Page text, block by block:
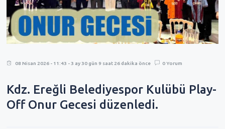
08 Nisan 2026 - 11:43 - 3 ay 30 gün 9 saat 26 dakika önce 0 Yorum
Kdz. Ereğli Belediyespor Kulübü Play-
Off Onur Gecesi düzenledi.